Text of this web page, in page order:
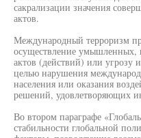
сакрализации значения
актов.
Международный терроризм
осуществление умышленных,
актов (действий) или угрозу
целью нарушения
населения или оказания
решений, удовлетворяющих
Во втором параграфе
стабильности глобальной